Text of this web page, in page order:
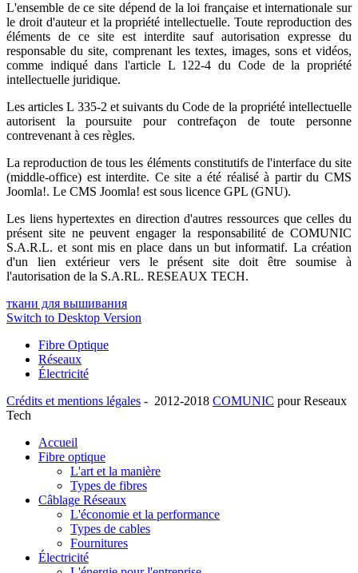
L'ensemble de ce site dépend de la loi française et internationale sur
le droit d'auteur et la propriété intellectuelle. Toute reproduction des
éléments de ce site est interdite sauf autorisation expresse du
responsable du site, comprenant les textes, images, sons et vidéos,
comme indiqué dans l'article L 122-4 du Code de la propriété
intellectuelle juridique.
Les articles L 335-2 et suivants du Code de la propriété intellectuelle
autorisent la poursuite pour contrefaçon de toute personne
contrevenant à ces règles.
La reproduction de tous les éléments constitutifs de l'interface du site
(middle-office) est interdite. Ce site a été réalisé à partir du CMS
Joomla!. Le CMS Joomla! est sous licence GPL (GNU).
Les liens hypertextes en direction d'autres ressources que celles du
présent site ne peuvent engager la responsabilité de COMUNIC
S.A.R.L. et sont mis en place dans un but informatif. La création
d'un lien extérieur vers le présent site doit être soumise à
l'autorisation de la S.A.RL. RESEAUX TECH.
ткани для вышивания
Switch to Desktop Version
Fibre Optique
Réseaux
Électricité
Crédits et mentions légales - 2012-2018 COMUNIC pour Reseaux
Tech
Accueil
Fibre optique
L'art et la manière
Types de fibres
Câblage Réseaux
L'économie et la performance
Types de cables
Fournitures
Électricité